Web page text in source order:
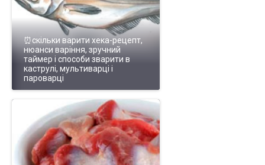
⏰скільки варити хека-рецепт,
нюанси варіння, зручний
таймер і способи зварити в
каструлі, мультиварці і
пароварці